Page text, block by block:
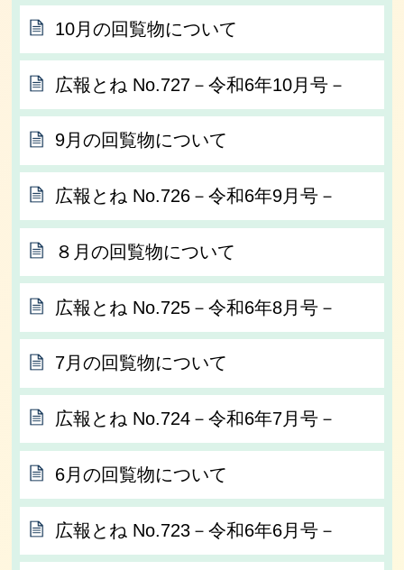
10月の回覧物について
広報とね No.727－令和6年10月号－
9月の回覧物について
広報とね No.726－令和6年9月号－
８月の回覧物について
広報とね No.725－令和6年8月号－
7月の回覧物について
広報とね No.724－令和6年7月号－
6月の回覧物について
広報とね No.723－令和6年6月号－